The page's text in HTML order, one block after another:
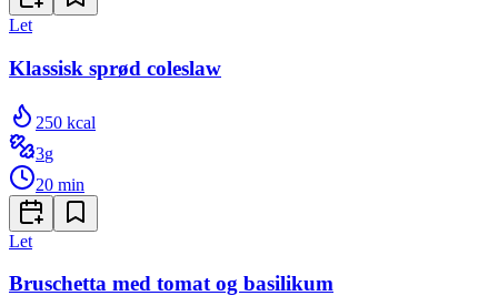
Let
Klassisk sprød coleslaw
250 kcal
3g
20 min
Let
Bruschetta med tomat og basilikum